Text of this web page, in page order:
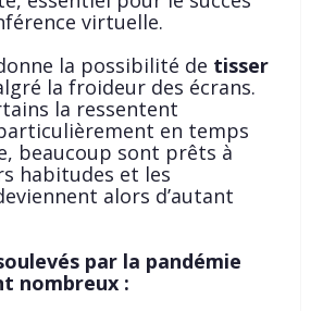
virtuelle.
la possibilité de tisser
la froideur des écrans.
la ressentent
en temps
beaucoup sont prêts à
habitudes et les
alors d’autant
par la pandémie
nombreux :